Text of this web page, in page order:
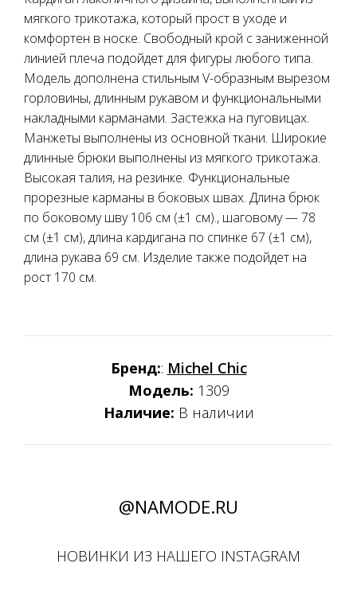
мягкого трикотажа, который прост в уходе и
комфортен в носке. Свободный крой с заниженной
линией плеча подойдет для фигуры любого типа.
Модель дополнена стильным V-образным вырезом
горловины, длинным рукавом и функциональными
накладными карманами. Застежка на пуговицах.
Манжеты выполнены из основной ткани. Широкие
длинные брюки выполнены из мягкого трикотажа.
Высокая талия, на резинке. Функциональные
прорезные карманы в боковых швах. Длина брюк
по боковому шву 106 см (±1 см)., шаговому — 78
см (±1 см), длина кардигана по спинке 67 (±1 см),
длина рукава 69 см. Изделие также подойдет на
рост 170 см.
Бренд:: Michel Chic
Модель: 1309
Наличие: В наличии
@NAMODE.RU
НОВИНКИ ИЗ НАШЕГО INSTAGRAM